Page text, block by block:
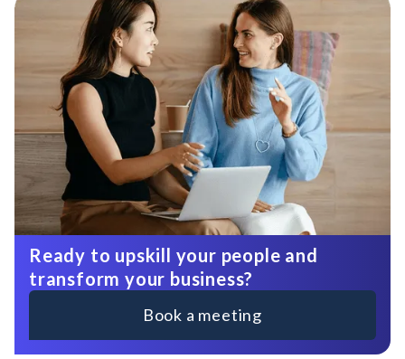
Ready to upskill your people and
transform your business?
Book a meeting